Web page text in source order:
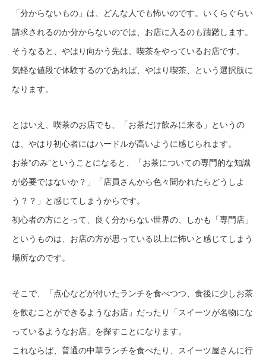
「分からないもの」は、どんな人でも怖いのです。いくらぐらい
請求されるのか分からないのでは、お店に入るのも躊躇します。
そうなると、やはり向かう先は、喫茶をやっているお店です。
気軽な値段で体験するのであれば、やはり喫茶、という選択肢に
なります。
とはいえ、喫茶のお店でも、「お茶だけ飲みに来る」というの
は、やはり初心者にはハードルが高いように感じられます。
お茶”のみ”ということになると、「お茶についての専門的な知識
が必要ではないか？」「店員さんから色々聞かれたらどうしよ
う？？」と感じてしまうからです。
初心者の方にとって、良く分からない世界の、しかも「専門店」
というものは、お店の方が思っている以上に怖いと感じてしまう
場所なのです。
そこで、「点心などが付いたランチを食べつつ、食後に少しお茶
を飲むことができるようなお店」だったり「スイーツが名物にな
っているようなお店」を探すことになります。
これならば、普通の中華ランチを食べたり、スイーツ屋さんに行